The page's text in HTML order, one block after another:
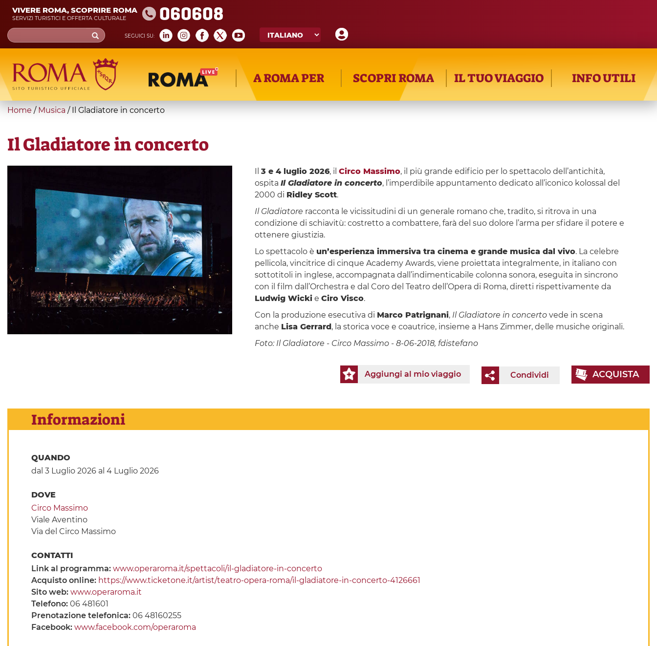
Skip
main
content
VIVERE ROMA, SCOPRIRE ROMA
SERVIZI TURISTICI E OFFERTA CULTURALE 060608
SEGUICI SU:
Search
form
Cerca
A ROMA PER SCOPRI ROMA IL TUO VIAGGIO INFO UTILI
You
here
Home / Musica / Il Gladiatore in concerto
Il Gladiatore in concerto
Il 3 e 4 luglio 2026, il Circo Massimo, il più grande edificio per lo spettacolo dell’antichità,
ospita Il Gladiatore in concerto, l’imperdibile appuntamento dedicato all’iconico kolossal del
2000 di Ridley Scott.
Il Gladiatore racconta le vicissitudini di un generale romano che, tradito, si ritrova in una
condizione di schiavitù: costretto a combattere, farà del suo dolore l’arma per sfidare il potere e
ottenere giustizia.
Lo spettacolo è un’esperienza immersiva tra cinema e grande musica dal vivo. La celebre
pellicola, vincitrice di cinque Academy Awards, viene proiettata integralmente, in italiano con
sottotitoli in inglese, accompagnata dall’indimenticabile colonna sonora, eseguita in sincrono
con il film dall’Orchestra e dal Coro del Teatro dell’Opera di Roma, diretti rispettivamente da
Ludwig Wickie Ciro Visco.
Con la produzione esecutiva di Marco Patrignani,Il Gladiatore in concertovede in scena
anche Lisa Gerrard, la storica voce e coautrice, insieme a Hans Zimmer, delle musiche originali.
Foto: Il Gladiatore - Circo Massimo - 8-06-2018, fdistefano
ACQUISTA
Condividi
Aggiungi al mio viaggio
Informazioni
QUANDO
dal 3 Luglio 2026al 4 Luglio 2026
DOVE
Circo Massimo
Viale Aventino
Via del Circo Massimo
CONTATTI
Link al programma: www.operaroma.it/spettacoli/il-gladiatore-in-concerto
Acquisto online: https://www.ticketone.it/artist/teatro-opera-roma/il-gladiatore-in-concerto-4126661
Sito web: www.operaroma.it
Telefono: 06 481601
Prenotazione telefonica: 06 48160255
Facebook: www.facebook.com/operaroma